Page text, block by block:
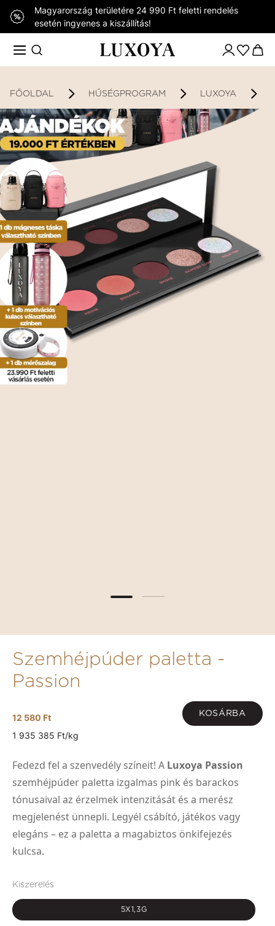
Magyarország területére 24 990 Ft feletti rendelés
esetén ingyenes a kiszállítás!
FŐOLDAL HŰSÉGPROGRAM LUXOYA
Szemhéjpúder paletta -
Passion
12 580 Ft KOSÁRBA
1 935 385 Ft/kg
Fedezd fel a szenvedély színeit! A Luxoya Passion
szemhéjpúder paletta izgalmas pink és barackos
tónusaival az érzelmek intenzitását és a merész
megjelenést ünnepli. Legyél csábító, játékos vagy
elegáns – ez a paletta a magabiztos önkifejezés
kulcsa.
Kiszerelés
5X1,3G